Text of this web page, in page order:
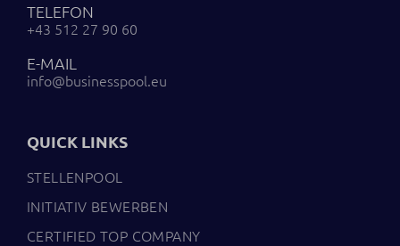
TELEFON
+43 512 27 90 60
E-MAIL
info@businesspool.eu
QUICK LINKS
STELLENPOOL
INITIATIV BEWERBEN
CERTIFIED TOP COMPANY